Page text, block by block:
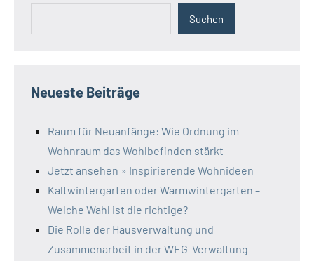
Suchen
Neueste Beiträge
Raum für Neuanfänge: Wie Ordnung im
Wohnraum das Wohlbefinden stärkt
Jetzt ansehen » Inspirierende Wohnideen
Kaltwintergarten oder Warmwintergarten –
Welche Wahl ist die richtige?
Die Rolle der Hausverwaltung und
Zusammenarbeit in der WEG-Verwaltung